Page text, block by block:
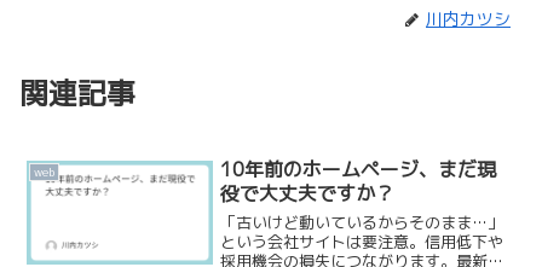
川内カツシ
関連記事
web
10年前のホームページ、まだ現
役で大丈夫ですか？
「古いけど動いているからそのまま…」
という会社サイトは要注意。信用低下や
採用機会の損失につながります。最新